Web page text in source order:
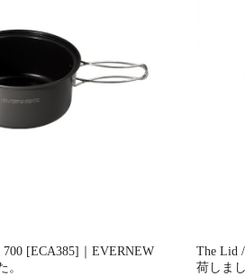
[ECA385]｜EVERNEW
。
The Lid
荷しまし